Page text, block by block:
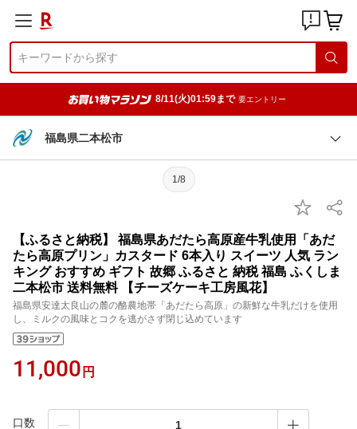
8/11(火)01:59まで 要エントリー
福島県二本松市
1/8
【ふるさと納税】 福島県あだたら高原産牛乳使用「あだ
たら高原プリン」カスタード 6本入り スイーツ 人気 ラン
キング おすすめ ギフト 故郷 ふるさと 納税 福島 ふくしま
二本松市 送料無料 【チーズケーキ工房風花】
福島県安達太良山の麓の酪農地帯「あだたら高原」の新鮮な牛乳だけを使用
し、ミルクの風味とコクを逃がさず閉じ込めています
11,000 円
口数